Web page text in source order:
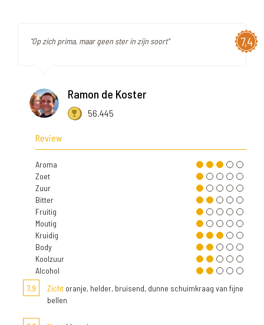
7,4
"Op zich prima, maar geen ster in zijn soort"
Ramon de Koster
56.445
Review
Aroma
Zoet
Zuur
Bitter
Fruitig
Moutig
Kruidig
Body
Koolzuur
Alcohol
7,9
Zicht oranje, helder, bruisend, dunne schuimkraag van fijne
bellen